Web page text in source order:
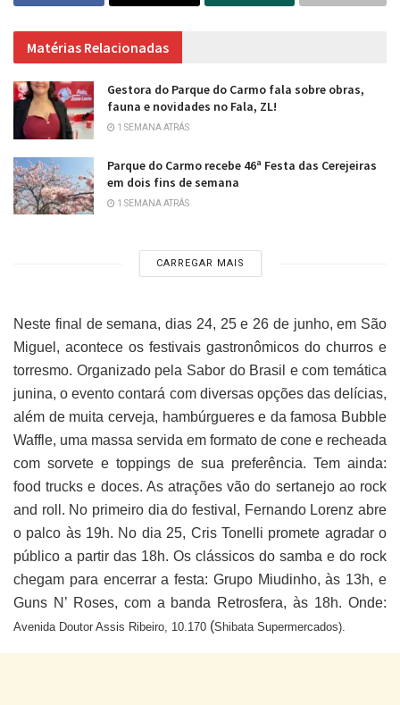
Matérias Relacionadas
Gestora do Parque do Carmo fala sobre obras,
fauna e novidades no Fala, ZL!
1 SEMANA ATRÁS
Parque do Carmo recebe 46ª Festa das Cerejeiras
em dois fins de semana
1 SEMANA ATRÁS
CARREGAR MAIS
Neste final de semana, dias 24, 25 e 26 de junho, em São
Miguel, acontece os festivais gastronômicos do churros e
torresmo. Organizado pela Sabor do Brasil e com temática
junina, o evento contará com diversas opções das delícias,
além de muita cerveja, hambúrgueres e da famosa Bubble
Waffle, uma massa servida em formato de cone e recheada
com sorvete e toppings de sua preferência. Tem ainda:
food trucks e doces. As atrações vão do sertanejo ao rock
and roll. No primeiro dia do festival, Fernando Lorenz abre
o palco às 19h. No dia 25, Cris Tonelli promete agradar o
público a partir das 18h. Os clássicos do samba e do rock
chegam para encerrar a festa: Grupo Miudinho, às 13h, e
Guns N’ Roses, com a banda Retrosfera, às 18h. Onde:
Avenida Doutor Assis Ribeiro, 10.170 (Shibata Supermercados).